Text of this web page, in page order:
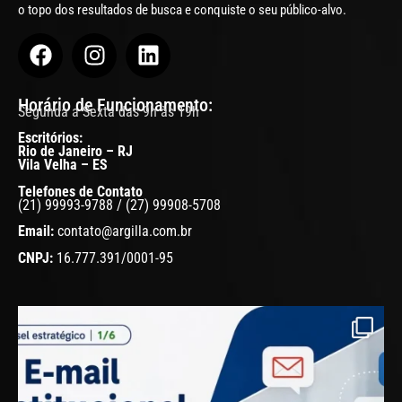
o topo dos resultados de busca e conquiste o seu público-alvo.
Horário de Funcionamento:
Segunda a Sexta das 9h às 19h
Escritórios:
Rio de Janeiro – RJ
Vila Velha – ES
Telefones de Contato
(21) 99993-9788 / (27) 99908-5708
Email: contato@argilla.com.br
CNPJ: 16.777.391/0001-95